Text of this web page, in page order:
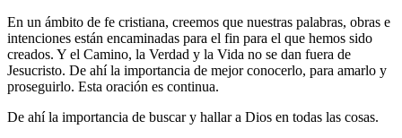
En un ámbito de fe cristiana, creemos que nuestras palabras, obras e
intenciones están encaminadas para el fin para el que hemos sido
creados. Y el Camino, la Verdad y la Vida no se dan fuera de
Jesucristo. De ahí la importancia de mejor conocerlo, para amarlo y
proseguirlo. Esta oración es continua.
De ahí la importancia de buscar y hallar a Dios en todas las cosas.